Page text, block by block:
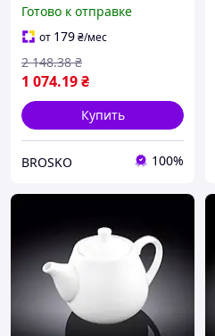
дном и цветным
рисунком
Готово к отправке
от 179₴/мес
1 074.19₴
2 148.38 ₴
Купить
BROSKO 100%